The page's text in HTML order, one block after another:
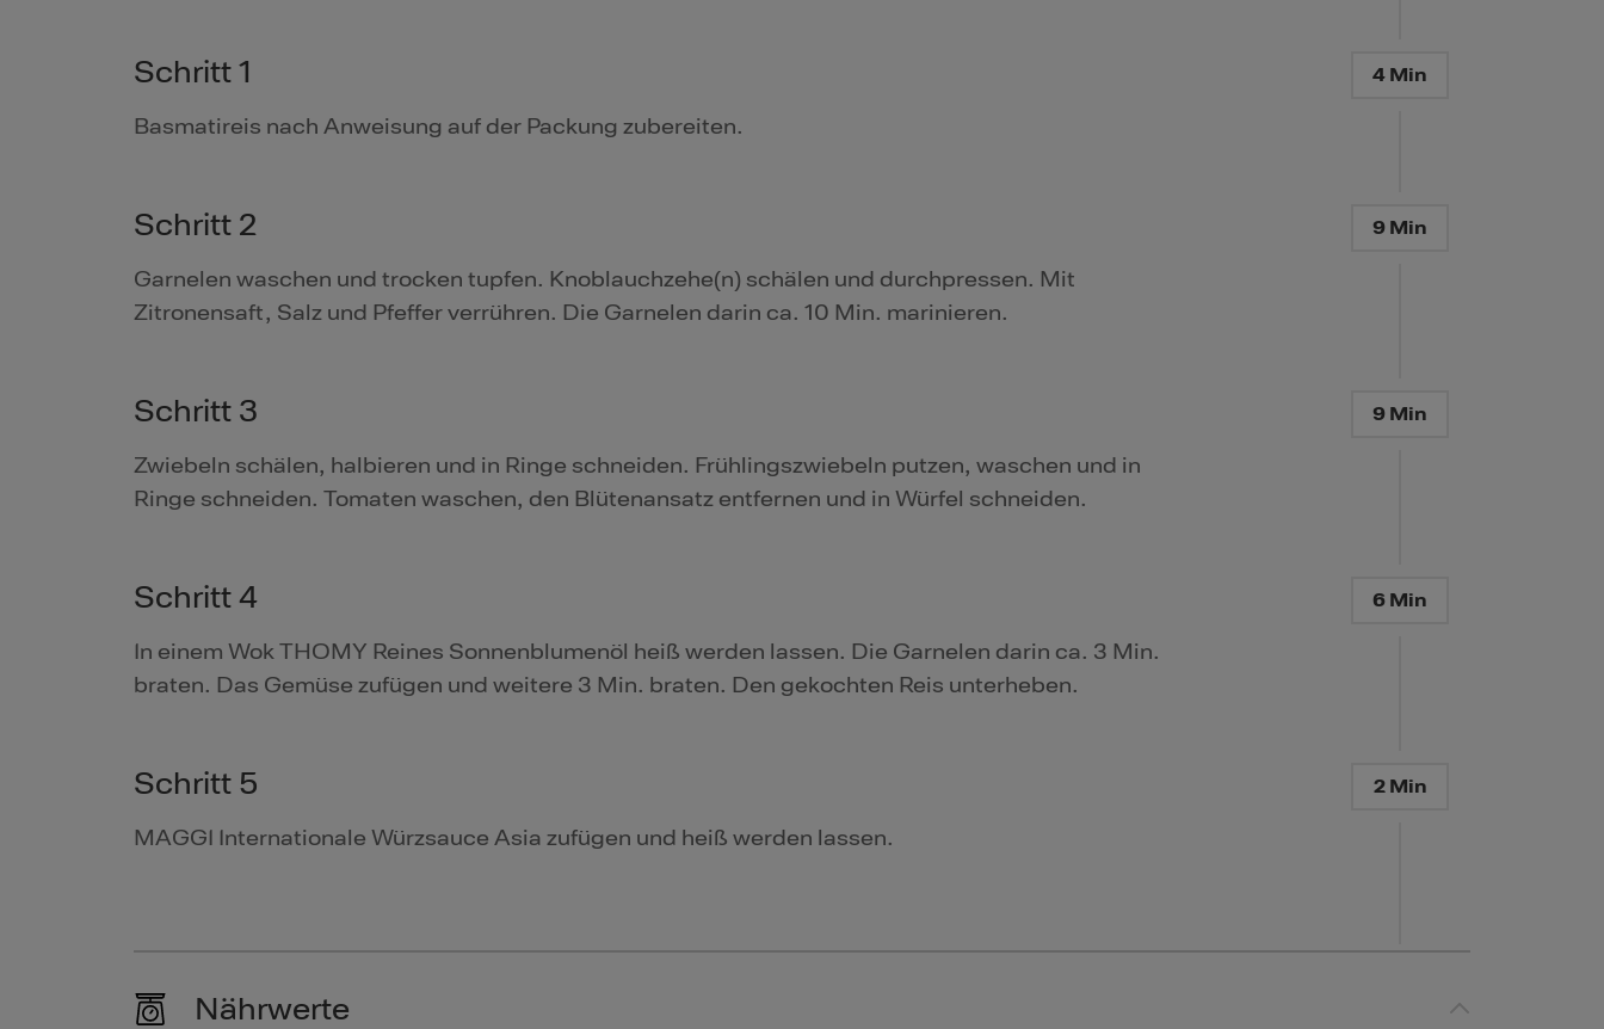
Schritt 1 4 Min
Basmatireis nach Anweisung auf der Packung zubereiten.
Schritt 2 9 Min
Garnelen waschen und trocken tupfen. Knoblauchzehe(n) schälen und durchpressen. Mit
Zitronensaft, Salz und Pfeffer verrühren. Die Garnelen darin ca. 10 Min. marinieren.
Schritt 3 9 Min
Zwiebeln schälen, halbieren und in Ringe schneiden. Frühlingszwiebeln putzen, waschen und in
Ringe schneiden. Tomaten waschen, den Blütenansatz entfernen und in Würfel schneiden.
Schritt 4 6 Min
In einem Wok THOMY Reines Sonnenblumenöl heiß werden lassen. Die Garnelen darin ca. 3 Min.
braten. Das Gemüse zufügen und weitere 3 Min. braten. Den gekochten Reis unterheben.
Schritt 5 2 Min
MAGGI Internationale Würzsauce Asia zufügen und heiß werden lassen.
Nährwerte